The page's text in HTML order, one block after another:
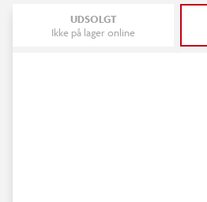
UDSOLGT
Ikke på lager online